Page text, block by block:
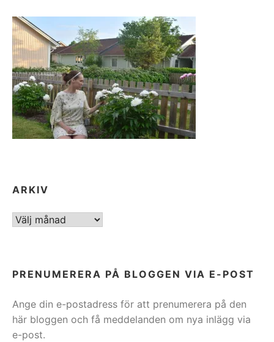
ARKIV
ARKIV
PRENUMERERA PÅ BLOGGEN VIA E-POST
Ange din e-postadress för att prenumerera på den
här bloggen och få meddelanden om nya inlägg via
e-post.